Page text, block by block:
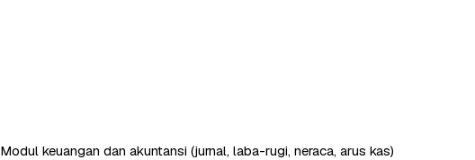
Modul keuangan dan akuntansi (jurnal, laba-rugi, neraca, arus kas)